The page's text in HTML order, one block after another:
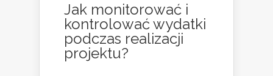
Jak monitorować i
kontrolować wydatki
podczas realizacji
projektu?